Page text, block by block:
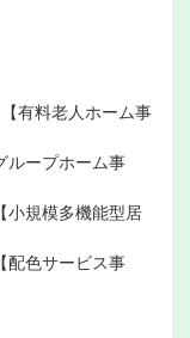
ホーム事
プホーム事
多機能型居
ービス事